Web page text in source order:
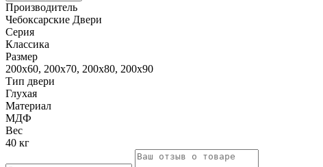
Производитель
Чебоксарские Двери
Серия
Классика
Размер
200х60, 200х70, 200х80, 200х90
Тип двери
Глухая
Материал
МДФ
Вес
40 кг